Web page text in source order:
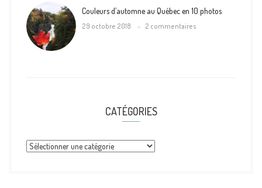
Couleurs d’automne au Québec en 10 photos
29 octobre 2018 2 commentaires
CATÉGORIES